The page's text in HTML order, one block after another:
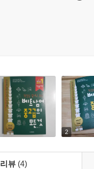
2
뷰 (4)